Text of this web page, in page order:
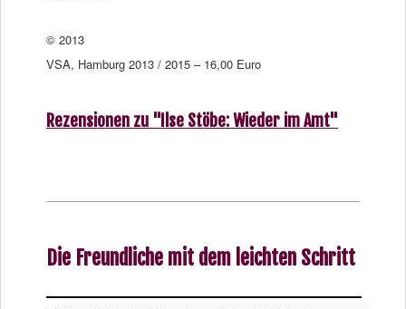
© 2013
VSA, Hamburg 2013 / 2015 – 16,00 Euro
Rezensionen zu "Ilse Stöbe: Wieder im Amt"
Die Freundliche mit dem leichten Schritt